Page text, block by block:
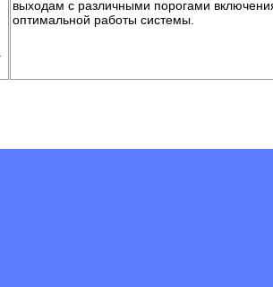
выходам с различными порогами
оптимальной работы системы.